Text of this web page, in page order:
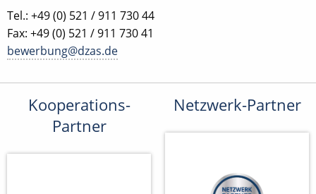
Tel.: +49 (0) 521 / 911 730 44
Fax: +49 (0) 521 / 911 730 41
bewerbung@dzas.de
Kooperations-
Partner
Netzwerk-Partner